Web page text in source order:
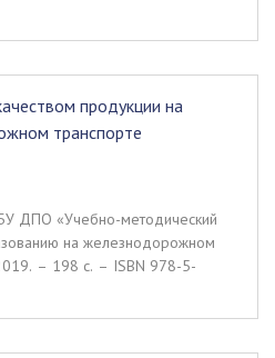
продукции на
транспорте
ДПО «Учебно-методический
на железнодорожном
– 198 c. – ISBN 978-5-